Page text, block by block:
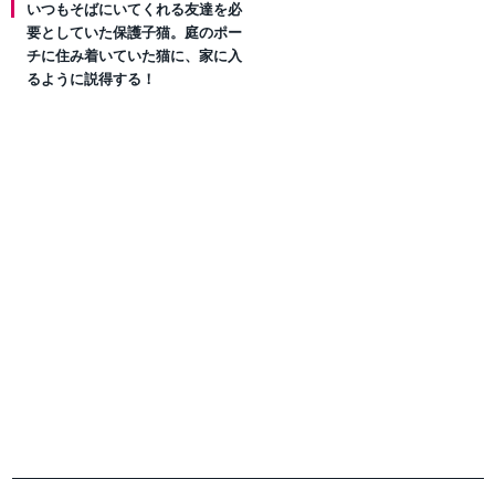
いつもそばにいてくれる友達を必
要としていた保護子猫。庭のポー
チに住み着いていた猫に、家に入
るように説得する！